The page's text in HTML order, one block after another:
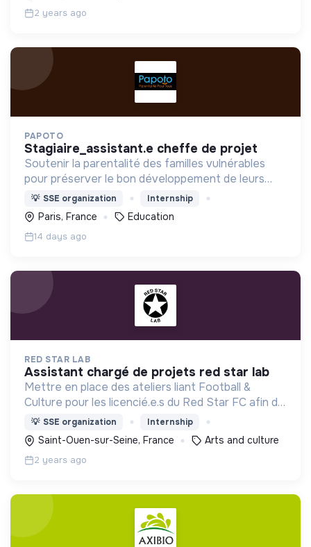
2 years ago
PAPOTO
stagiaire_assistant.e cheffe de projet
Soutenir la parentalité des familles vulnérables
pour préserver le bon développement de leurs
enfants et réduire la reproduction des inégalités
💡 SSE organization Internship
Paris, France Education
14 days ago
RED STAR LAB
assistant chargé de projets red star lab
Mettre en place des ateliers liant Football &
Culture pour les licencié.e.s du Red Star FC afin de
leur faire découvrir des univers différents et de
révéler leurs talents autres que balle au pied.
💡 SSE organization Internship
Saint-Ouen-sur-Seine, France Arts and culture
2 years ago